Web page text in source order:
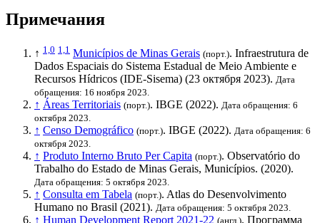
Примечания
↑ 1,0 1,1 Municípios de Minas Gerais (порт.). Infraestrutura de
Dados Espaciais do Sistema Estadual de Meio Ambiente e
Recursos Hídricos (IDE-Sisema) (23 октября 2023). Дата
обращения: 16 ноября 2023.
↑ Áreas Territoriais (порт.). IBGE (2022). Дата обращения: 6
октября 2023.
↑ Censo Demográfico (порт.). IBGE (2022). Дата обращения: 6
октября 2023.
↑ Produto Interno Bruto Per Capita (порт.). Observatório do
Trabalho do Estado de Minas Gerais, Municípios. (2020).
Дата обращения: 5 октября 2023.
↑ Consulta em Tabela (порт.). Atlas do Desenvolvimento
Humano no Brasil (2021). Дата обращения: 5 октября 2023.
↑ Human Development Report 2021-22 (англ.). Программа